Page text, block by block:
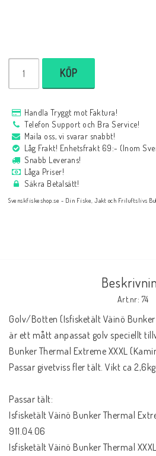
KÖP
Handla Tryggt mot Faktura!
Telefon Support och Bra Service!
Maila oss, vi svarar snabbt!
Låg Frakt! Enhetsfrakt 69:- (Inom
Snabb Leverans!
Låga Priser!
Säkra Betalsätt!
Svenskfiskeshop.se - Din Fiske, Jakt och Friluftslivs
Art.nr: 74
Golv/Botten (Isfisketält Väinö Bunker
är ett mått anpassat golv speciellt
Bunker Thermal Extreme XXXL
Passar givetviss fler tält. Vikt ca 2,6kg.
Passar tält:
Isfisketält Väinö Bunker Thermal
911.04.06
Isfisketält Väinö Bunker Thermal